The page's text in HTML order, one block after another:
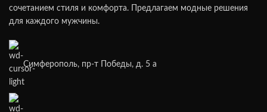
сочетанием стиля и комфорта. Предлагаем модные решения
для каждого мужчины.
Симферополь, пр-т Победы, д. 5 а